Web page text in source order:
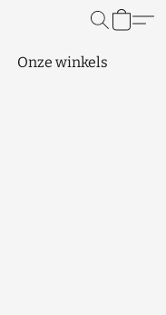
Onze winkels